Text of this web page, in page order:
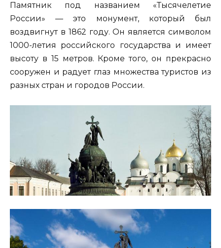
Памятник под названием «Тысячелетие
России» — это монумент, который был
воздвигнут в 1862 году. Он является символом
1000-летия российского государства и имеет
высоту в 15 метров. Кроме того, он прекрасно
сооружен и радует глаз множества туристов из
разных стран и городов России.